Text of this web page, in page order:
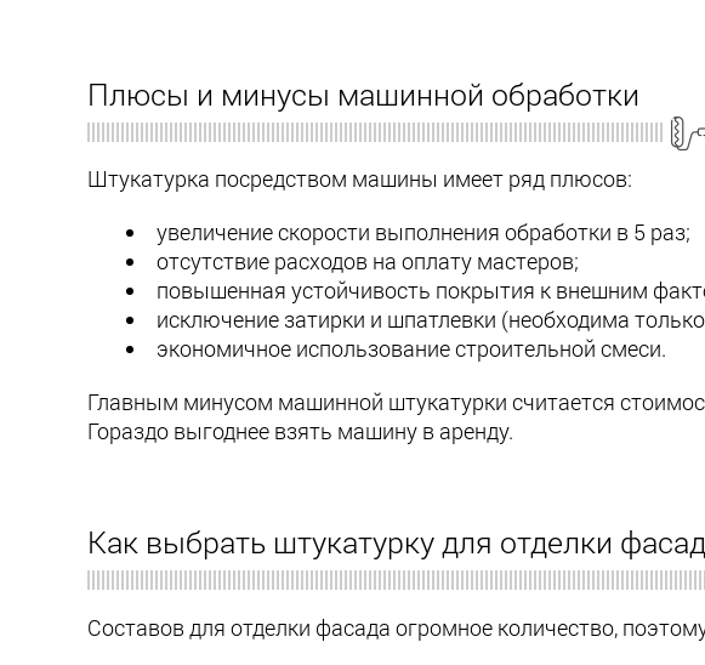
Плюсы и минусы машинной обработки
Штукатурка посредством машины имеет ряд плюсов:
увеличение скорости выполнения обработки в 5 раз;
отсутствие расходов на оплату мастеров;
повышенная устойчивость покрытия к внешним
исключение затирки и шпатлевки (необходима
экономичное использование строительной смеси.
Главным минусом машинной штукатурки считается
Гораздо выгоднее взять машину в аренду.
Как выбрать штукатурку для отделки
Составов для отделки фасада огромное количество,